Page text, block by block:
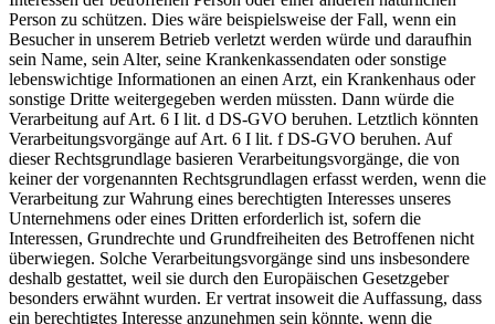
Person zu schützen. Dies wäre beispielsweise der Fall, wenn ein
Besucher in unserem Betrieb verletzt werden würde und daraufhin
sein Name, sein Alter, seine Krankenkassendaten oder sonstige
lebenswichtige Informationen an einen Arzt, ein Krankenhaus oder
sonstige Dritte weitergegeben werden müssten. Dann würde die
Verarbeitung auf Art. 6 I lit. d DS-GVO beruhen. Letztlich könnten
Verarbeitungsvorgänge auf Art. 6 I lit. f DS-GVO beruhen. Auf
dieser Rechtsgrundlage basieren Verarbeitungsvorgänge, die von
keiner der vorgenannten Rechtsgrundlagen erfasst werden, wenn die
Verarbeitung zur Wahrung eines berechtigten Interesses unseres
Unternehmens oder eines Dritten erforderlich ist, sofern die
Interessen, Grundrechte und Grundfreiheiten des Betroffenen nicht
überwiegen. Solche Verarbeitungsvorgänge sind uns insbesondere
deshalb gestattet, weil sie durch den Europäischen Gesetzgeber
besonders erwähnt wurden. Er vertrat insoweit die Auffassung, dass
ein berechtigtes Interesse anzunehmen sein könnte, wenn die